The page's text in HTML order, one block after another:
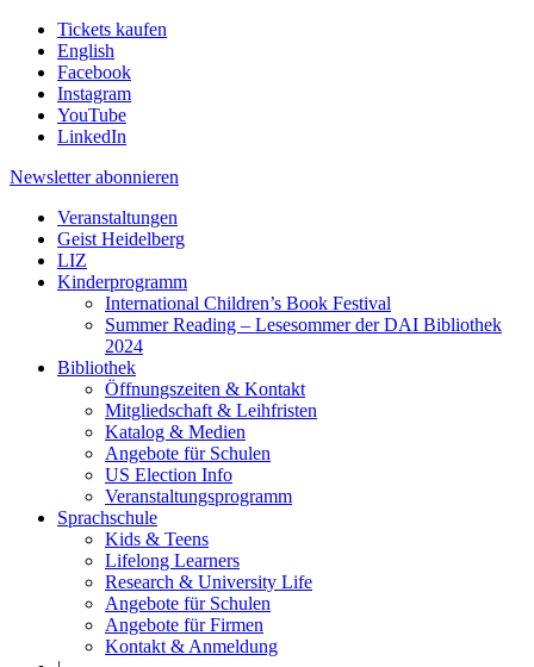
Tickets kaufen
English
Facebook
Instagram
YouTube
LinkedIn
Newsletter abonnieren
Veranstaltungen
Geist Heidelberg
LIZ
Kinderprogramm
International Children’s Book Festival
Summer Reading – Lesesommer der DAI Bibliothek
2024
Bibliothek
Öffnungszeiten & Kontakt
Mitgliedschaft & Leihfristen
Katalog & Medien
Angebote für Schulen
US Election Info
Veranstaltungsprogramm
Sprachschule
Kids & Teens
Lifelong Learners
Research & University Life
Angebote für Schulen
Angebote für Firmen
Kontakt & Anmeldung